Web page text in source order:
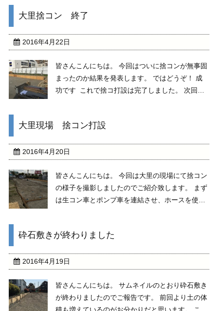
この配筋はとても繊細な作業で配筋が弱かったり
大里捨コン 終了
2016年4月22日
皆さんこんにちは。 今回はついに捨コンが無事固
まったのか結果を発表します。 ではどうぞ！ 成
功です これで捨コ打設は完了しました。 次回は
大里現場 捨コン打設
2016年4月20日
皆さんこんにちは。 今回は大里の現場にて捨コン
の様子を撮影しましたのでご紹介致します。 まず
は生コン車とポンプ車を連結させ、ホースを使っ
し作業は難しいらしいので職人さん方もとても神
砕石敷きが終わりました
2016年4月19日
皆さんこんにちは。 サムネイルのとおり砕石敷き
が終わりましたのでご報告です。 前回より土の体
積も増えているのがお分かりだと思います。 これ